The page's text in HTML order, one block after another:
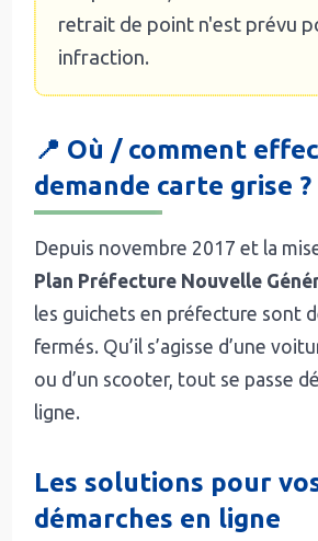
retrait de point n'est prévu
infraction.
📍 Où / comment
demande carte grise ?
Depuis novembre 2017 et la
Plan Préfecture Nouvelle
les guichets en préfecture sont
fermés. Qu’il s’agisse d’une
ou d’un scooter, tout se passe
ligne.
Les solutions pour
démarches en ligne